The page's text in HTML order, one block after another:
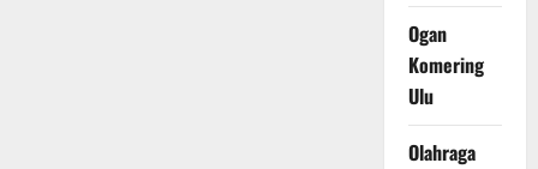
Ogan
Komering
Ulu
Olahraga